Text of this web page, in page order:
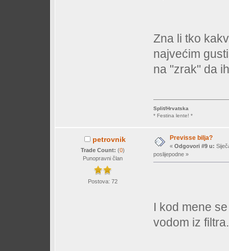
Zna li tko
najvećim
na "zrak" da
Split/Hrvatska
* Festina lente! *
petrovnik
Trade Count: (0)
Punopravni član
Postova: 72
Previsse bilja?
« Odgovori #9 u:
poslijepodne »
I kod mene
vodom iz filtra.